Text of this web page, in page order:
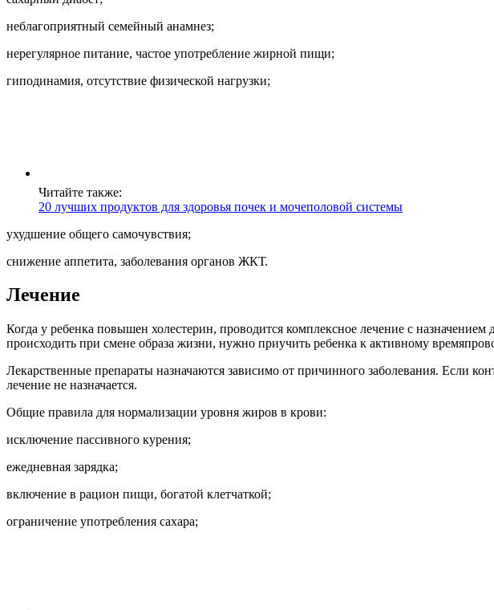
неблагоприятный семейный анамнез;
нерегулярное питание, частое употребление жирной пищи;
гиподинамия, отсутствие физической нагрузки;
Читайте также:
20 лучших продуктов для здоровья почек и мочеполовой системы
ухудшение общего самочувствия;
снижение аппетита, заболевания органов ЖКТ.
Лечение
Когда у ребенка повышен холестерин, проводится комплексное лечение с
происходить при смене образа жизни, нужно приучить ребенка к активному
Лекарственные препараты назначаются зависимо от причинного заболевания. Если
лечение не назначается.
Общие правила для нормализации уровня жиров в крови:
исключение пассивного курения;
ежедневная зарядка;
включение в рацион пищи, богатой клетчаткой;
ограничение употребления сахара;